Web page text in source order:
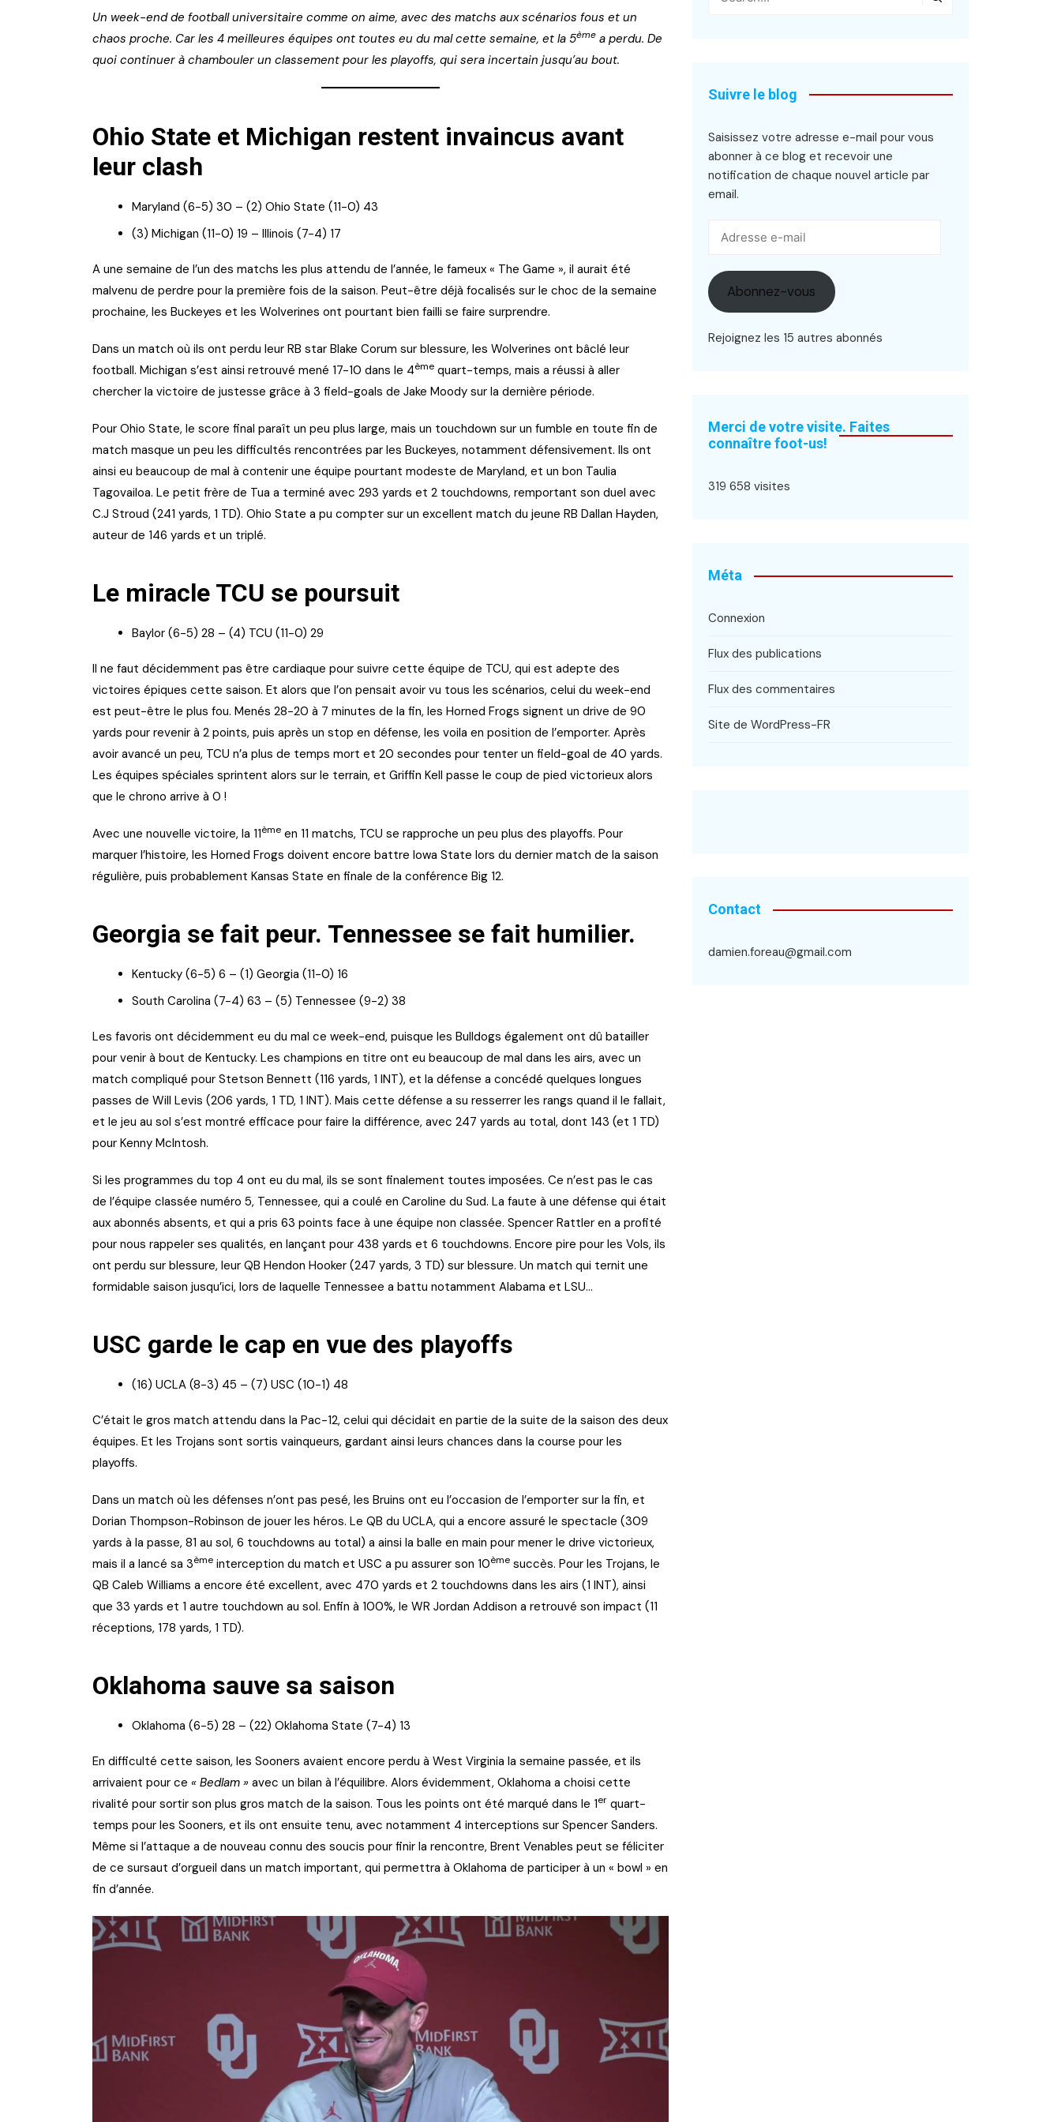
Un week-end de football universitaire comme on aime, avec des matchs aux scénarios fous et un
chaos proche. Car les 4 meilleures équipes ont toutes eu du mal cette semaine, et la 5ème a perdu. De
quoi continuer à chambouler un classement pour les playoffs, qui sera incertain jusqu’au bout.
Ohio State et Michigan restent invaincus avant
leur clash
Maryland (6-5) 30 – (2) Ohio State (11-0) 43
(3) Michigan (11-0) 19 – Illinois (7-4) 17
A une semaine de l’un des matchs les plus attendu de l’année, le fameux « The Game », il aurait été
malvenu de perdre pour la première fois de la saison. Peut-être déjà focalisés sur le choc de la semaine
prochaine, les Buckeyes et les Wolverines ont pourtant bien failli se faire surprendre.
Dans un match où ils ont perdu leur RB star Blake Corum sur blessure, les Wolverines ont bâclé leur
football. Michigan s’est ainsi retrouvé mené 17-10 dans le 4ème quart-temps, mais a réussi à aller
chercher la victoire de justesse grâce à 3 field-goals de Jake Moody sur la dernière période.
Pour Ohio State, le score final paraît un peu plus large, mais un touchdown sur un fumble en toute fin de
match masque un peu les difficultés rencontrées par les Buckeyes, notamment défensivement. Ils ont
ainsi eu beaucoup de mal à contenir une équipe pourtant modeste de Maryland, et un bon Taulia
Tagovailoa. Le petit frère de Tua a terminé avec 293 yards et 2 touchdowns, remportant son duel avec
C.J Stroud (241 yards, 1 TD). Ohio State a pu compter sur un excellent match du jeune RB Dallan Hayden,
auteur de 146 yards et un triplé.
Le miracle TCU se poursuit
Baylor (6-5) 28 – (4) TCU (11-0) 29
Il ne faut décidemment pas être cardiaque pour suivre cette équipe de TCU, qui est adepte des
victoires épiques cette saison. Et alors que l’on pensait avoir vu tous les scénarios, celui du week-end
est peut-être le plus fou. Menés 28-20 à 7 minutes de la fin, les Horned Frogs signent un drive de 90
yards pour revenir à 2 points, puis après un stop en défense, les voila en position de l’emporter. Après
avoir avancé un peu, TCU n’a plus de temps mort et 20 secondes pour tenter un field-goal de 40 yards.
Les équipes spéciales sprintent alors sur le terrain, et Griffin Kell passe le coup de pied victorieux alors
que le chrono arrive à 0 !
Avec une nouvelle victoire, la 11ème en 11 matchs, TCU se rapproche un peu plus des playoffs. Pour
marquer l’histoire, les Horned Frogs doivent encore battre Iowa State lors du dernier match de la saison
régulière, puis probablement Kansas State en finale de la conférence Big 12.
Georgia se fait peur. Tennessee se fait humilier.
Kentucky (6-5) 6 – (1) Georgia (11-0) 16
South Carolina (7-4) 63 – (5) Tennessee (9-2) 38
Les favoris ont décidemment eu du mal ce week-end, puisque les Bulldogs également ont dû batailler
pour venir à bout de Kentucky. Les champions en titre ont eu beaucoup de mal dans les airs, avec un
match compliqué pour Stetson Bennett (116 yards, 1 INT), et la défense a concédé quelques longues
passes de Will Levis (206 yards, 1 TD, 1 INT). Mais cette défense a su resserrer les rangs quand il le fallait,
et le jeu au sol s’est montré efficace pour faire la différence, avec 247 yards au total, dont 143 (et 1 TD)
pour Kenny McIntosh.
Si les programmes du top 4 ont eu du mal, ils se sont finalement toutes imposées. Ce n’est pas le cas
de l’équipe classée numéro 5, Tennessee, qui a coulé en Caroline du Sud. La faute à une défense qui était
aux abonnés absents, et qui a pris 63 points face à une équipe non classée. Spencer Rattler en a profité
pour nous rappeler ses qualités, en lançant pour 438 yards et 6 touchdowns. Encore pire pour les Vols, ils
ont perdu sur blessure, leur QB Hendon Hooker (247 yards, 3 TD) sur blessure. Un match qui ternit une
formidable saison jusqu’ici, lors de laquelle Tennessee a battu notamment Alabama et LSU…
USC garde le cap en vue des playoffs
(16) UCLA (8-3) 45 – (7) USC (10-1) 48
C’était le gros match attendu dans la Pac-12, celui qui décidait en partie de la suite de la saison des deux
équipes. Et les Trojans sont sortis vainqueurs, gardant ainsi leurs chances dans la course pour les
playoffs.
Dans un match où les défenses n’ont pas pesé, les Bruins ont eu l’occasion de l’emporter sur la fin, et
Dorian Thompson-Robinson de jouer les héros. Le QB du UCLA, qui a encore assuré le spectacle (309
yards à la passe, 81 au sol, 6 touchdowns au total) a ainsi la balle en main pour mener le drive victorieux,
mais il a lancé sa 3ème interception du match et USC a pu assurer son 10ème succès. Pour les Trojans, le
QB Caleb Williams a encore été excellent, avec 470 yards et 2 touchdowns dans les airs (1 INT), ainsi
que 33 yards et 1 autre touchdown au sol. Enfin à 100%, le WR Jordan Addison a retrouvé son impact (11
réceptions, 178 yards, 1 TD).
Oklahoma sauve sa saison
Oklahoma (6-5) 28 – (22) Oklahoma State (7-4) 13
En difficulté cette saison, les Sooners avaient encore perdu à West Virginia la semaine passée, et ils
arrivaient pour ce « Bedlam » avec un bilan à l’équilibre. Alors évidemment, Oklahoma a choisi cette
rivalité pour sortir son plus gros match de la saison. Tous les points ont été marqué dans le 1er quart-
temps pour les Sooners, et ils ont ensuite tenu, avec notamment 4 interceptions sur Spencer Sanders.
Même si l’attaque a de nouveau connu des soucis pour finir la rencontre, Brent Venables peut se féliciter
de ce sursaut d’orgueil dans un match important, qui permettra à Oklahoma de participer à un « bowl » en
fin d’année.
Suivre le blog
Saisissez votre adresse e-mail pour vous
abonner à ce blog et recevoir une
notification de chaque nouvel article par
email.
Abonnez-vous
Rejoignez les 15 autres abonnés
Merci de votre visite. Faites
connaître foot-us!
319 658 visites
Méta
Connexion
Flux des publications
Flux des commentaires
Site de WordPress-FR
Contact
damien.foreau@gmail.com